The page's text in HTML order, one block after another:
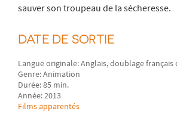
sauver son troupeau de la sécheresse.
DATE DE SORTIE
Langue originale: Anglais, doublage
Genre: Animation
Durée: 85 min.
Année: 2013
Films apparentés